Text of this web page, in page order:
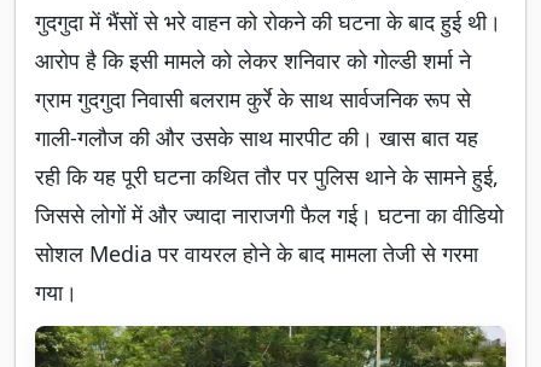
गुदगुदा में भैंसों से भरे वाहन को रोकने की घटना के बाद हुई थी।
आरोप है कि इसी मामले को लेकर शनिवार को गोल्डी शर्मा ने
ग्राम गुदगुदा निवासी बलराम कुर्रे के साथ सार्वजनिक रूप से
गाली-गलौज की और उसके साथ मारपीट की। खास बात यह
रही कि यह पूरी घटना कथित तौर पर पुलिस थाने के सामने हुई,
जिससे लोगों में और ज्यादा नाराजगी फैल गई। घटना का वीडियो
सोशल Media पर वायरल होने के बाद मामला तेजी से गरमा
गया।